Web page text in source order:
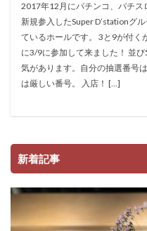
2017年12月にパチンコ、パチス
新規参入したSuper D’stationグ
ているホールです。 3と9が付く
に3/9に参加して来ました！ 並
気があります。自分の抽選番号
は厳しい番号。 入店！ […]
新着記事